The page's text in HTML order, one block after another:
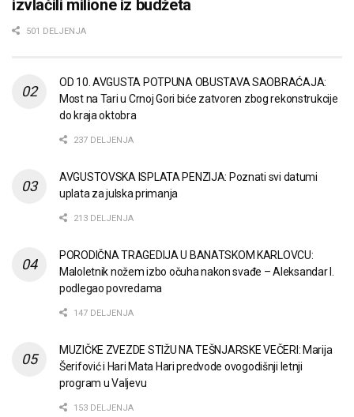
izvlačili milione iz budžeta
501 DELJENJA
OD 10. AVGUSTA POTPUNA OBUSTAVA SAOBRAĆAJA:
Most na Tari u Crnoj Gori biće zatvoren zbog rekonstrukcije
do kraja oktobra
237 DELJENJA
AVGUSTOVSKA ISPLATA PENZIJA: Poznati svi datumi
uplata za julska primanja
213 DELJENJA
PORODIČNA TRAGEDIJA U BANATSKOM KARLOVCU:
Maloletnik nožem izbo očuha nakon svađe – Aleksandar I.
podlegao povredama
147 DELJENJA
MUZIČKE ZVEZDE STIŽU NA TEŠNJARSKE VEČERI: Marija
Šerifović i Hari Mata Hari predvode ovogodišnji letnji
program u Valjevu
153 DELJENJA